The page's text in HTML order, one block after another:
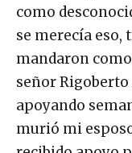
como
se merecía eso,
mandaron
señor
apoyando
murió mi